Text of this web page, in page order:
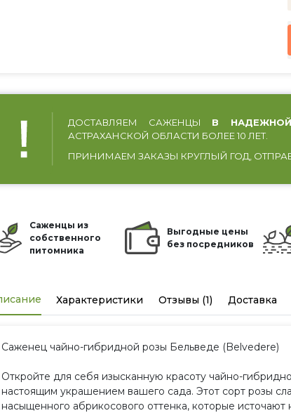
ДОСТАВЛЯЕМ САЖЕНЦЫ В
АСТРАХАНСКОЙ ОБЛАСТИ БОЛЕЕ 10 ЛЕТ.
ПРИНИМАЕМ ЗАКАЗЫ КРУГЛЫЙ ГОД,
Саженцы из
собственного
питомника
Выгодные цены
без посредников
Характеристики Отзывы (1) Доставка
Саженец чайно-гибридной розы Бельведе (Belvedere)
Откройте для себя изысканную красоту чайно-
настоящим украшением вашего сада. Этот сорт розы
насыщенного абрикосового оттенка, которые